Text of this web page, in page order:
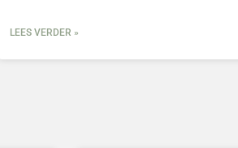
LEES VERDER »